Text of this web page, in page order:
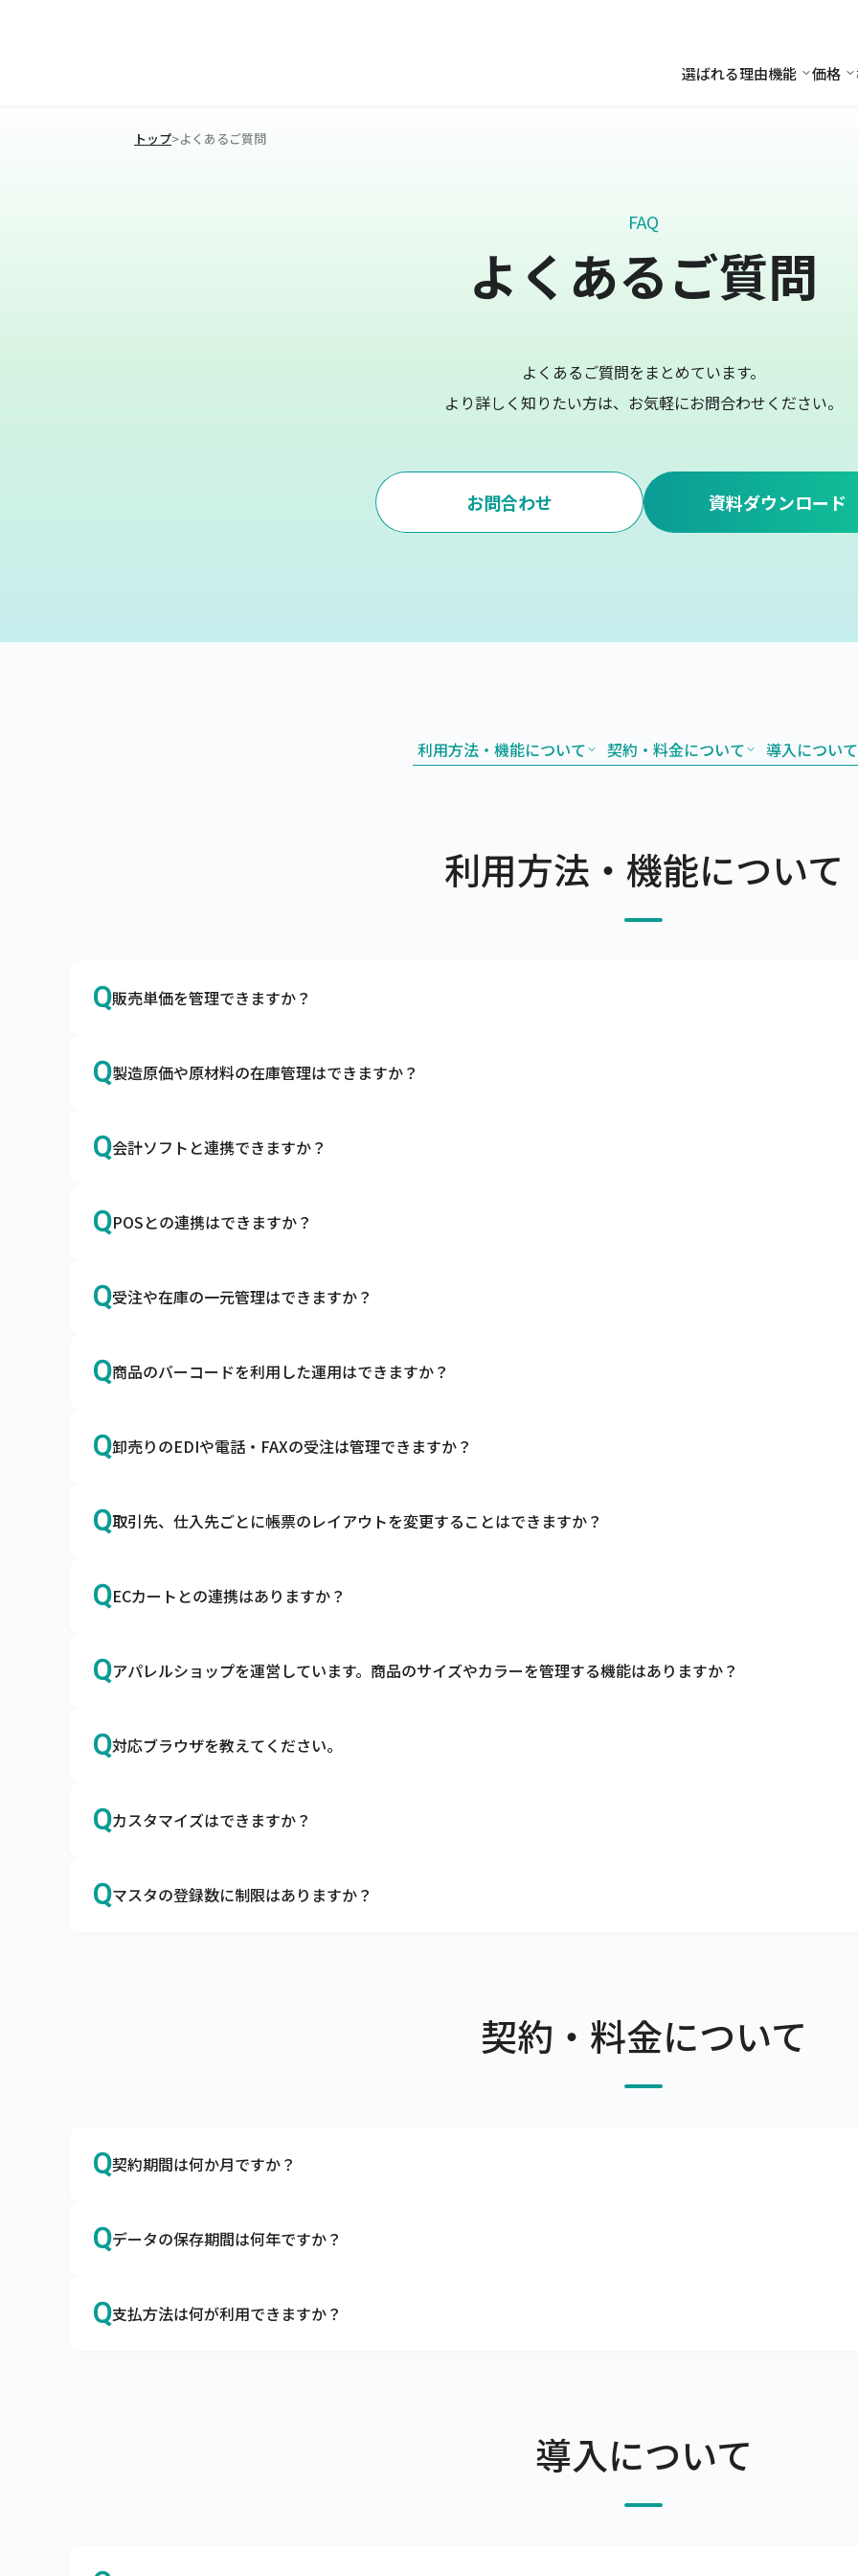
選ばれる理由機能 機能
価格
トップ>よくあるご質問
FAQ
よくあるご質問
よくあるご質問をまとめています。
より詳しく知りたい方は、お気軽にお問合わせください。
お問合わせ 資料ダウンロード
利用方法・機能について 契約・料金について 導入について
利用方法・機能について
Q販売単価を管理できますか？
A
販売単価マスタやグループ別販売単価マスタを利用することによって、取引先ごとの単価を調整したり、掛
Q製造原価や原材料の在庫管理はできますか？
A
構成品をマスタ登録して所要量計算や原価管理ができます。また、原材料の発注・仕入や入出庫も合わせて管
Q会計ソフトと連携できますか？
A
キャムマックスで売上・入金・仕入・支払などの仕訳データを出力できますので、会計ソフトで取り込んでご
QPOSとの連携はできますか？
A
スマレジ・SquareのPOSレジとapi連携しています。それ以外のPOSサービスはデータ取り込み機能で連携が
Q受注や在庫の一元管理はできますか？
A
自社ECやモール、店舗、卸の受注を一元管理できます。共通の在庫をリアルタイムに引き当てるため、欠品
Q商品のバーコードを利用した運用はできますか？
A
ハンディターミナルとの連携はもちろん、スマートフォンにバーコードリーダーを接続してキャムマックス
Q卸売りのEDIや電話・FAXの受注は管理できますか？
A
キャムマックスにはEDIデータの取込機能と受注入力機能がございます。受注から出荷・請求まで管理できま
Q取引先、仕入先ごとに帳票のレイアウトを変更することはできますか？
A
キャムマックスは帳票作成ツールと連携が可能です。自由に帳票を作成いただけます。
QECカートとの連携はありますか？
A
キャムマックスはBカートやCOLOR MEなど、各種カートからの受注を取り込むことが可能です。
Qアパレルショップを運営しています。商品のサイズやカラーを管理する機能はありますか？
A
キャムマックスはアパレルの導入実績も多数ございます。
Q対応ブラウザを教えてください。
A
日本国内で最大のシェアを誇るブラウザ、Google Chromeは無料でダウンロードできます。
Qカスタマイズはできますか？
A
キャムマックスはカスタマイズなしでも、機能的にご利用いただけるERPとして開発されました。
Qマスタの登録数に制限はありますか？
契約・料金について
Q契約期間は何か月ですか？
A
解約をご希望の場合は、契約期間満了の2か月前までにご連絡ください。申し入れのない場合は自動更新とな
Qデータの保存期間は何年ですか？
A
Q支払方法は何が利用できますか？
なお、口座引落（口座振替）をご利用できますので、ご希望の場合はその旨をお申し付けください。
導入について